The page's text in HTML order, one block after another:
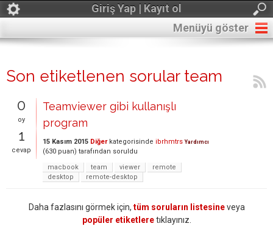
Giriş Yap | Kayıt ol
Menüyü göster
Son etiketlenen sorular team
0
oy
1
cevap
Teamviewer gibi kullanışlı
program
15 Kasım 2015 Diğerkategorisinde ibrhmtrs Yardımcı
(630 puan) tarafından soruldu
macbook
team viewer
remote
desktop
remote-desktop
Daha fazlasını görmek için, tüm soruların listesineveya
popüler etiketleretıklayınız.